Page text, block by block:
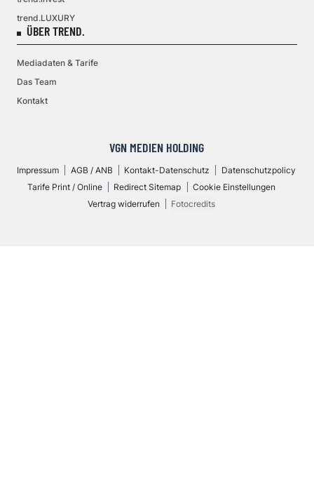
trend.LUXURY
ÜBER TREND.
Mediadaten & Tarife
Das Team
Kontakt
VGN MEDIEN HOLDING
Impressum AGB / ANB Kontakt-Datenschutz
Datenschutzpolicy
Tarife Print / Online
Redirect Sitemap
Cookie Einstellungen
Vertrag widerrufen
Fotocredits